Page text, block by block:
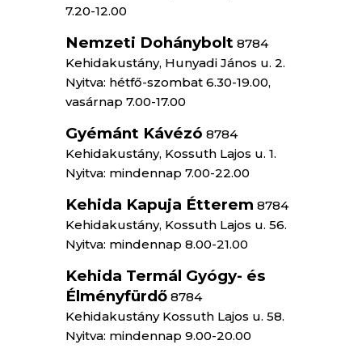
7.20-12.00
Nemzeti Dohánybolt 8784
Kehidakustány, Hunyadi János u. 2.
Nyitva: hétfő-szombat 6.30-19.00,
vasárnap 7.00-17.00
Gyémánt Kávézó 8784
Kehidakustány, Kossuth Lajos u. 1.
Nyitva: mindennap 7.00-22.00
Kehida Kapuja Étterem 8784
Kehidakustány, Kossuth Lajos u. 56.
Nyitva: mindennap 8.00-21.00
Kehida Termál Gyógy- és
Élményfürdő8784
Kehidakustány Kossuth Lajos u. 58.
Nyitva: mindennap 9.00-20.00